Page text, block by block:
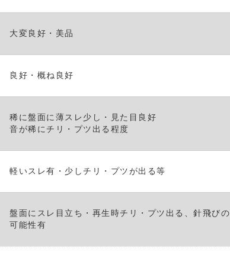
だ
大変良好・美品
良好・概ね良好
稀に盤面に薄スレ少し・見た目良好
音が稀にチリ・プツ出る程度
軽いスレ有・少しチリ・プツが出る等
盤面にスレ目立ち・再生時チリ・プツ出る、針飛びの
可能性有